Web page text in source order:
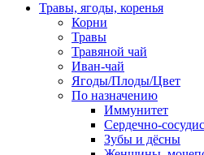
Травы, ягоды, коренья
Корни
Травы
Травяной чай
Иван-чай
Ягоды/Плоды/Цвет
По назначению
Иммунитет
Сердечно-
Зубы и дёсны